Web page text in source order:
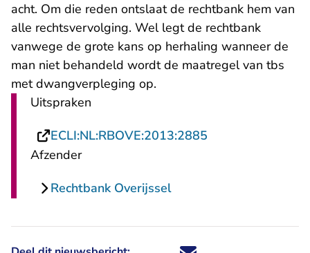
acht. Om die reden ontslaat de rechtbank hem van
alle rechtsvervolging. Wel legt de rechtbank
vanwege de grote kans op herhaling wanneer de
man niet behandeld wordt de maatregel van tbs
met dwangverpleging op.
Uitspraken
ECLI:NL:RBOVE:2013:2885
Afzender
Rechtbank Overijssel